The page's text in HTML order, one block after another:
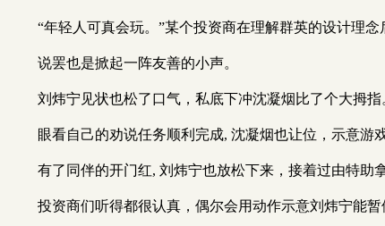
“年轻人可真会玩。”某个投资商在理解群英的设计理
说罢也是掀起一阵友善的小声。
刘炜宁见状也松了口气，私底下冲沈凝烟比了个大拇指
眼看自己的劝说任务顺利完成, 沈凝烟也让位，示意游
有了同伴的开门红, 刘炜宁也放松下来，接着过由特
投资商们听得都很认真，偶尔会用动作示意刘炜宁能暂